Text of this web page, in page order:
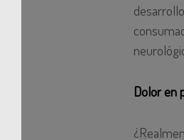
Dolor en